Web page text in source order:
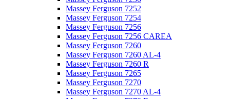
Massey Ferguson 7252
Massey Ferguson 7254
Massey Ferguson 7256
Massey Ferguson 7256 CAREA
Massey Ferguson 7260
Massey Ferguson 7260 AL-4
Massey Ferguson 7260 R
Massey Ferguson 7265
Massey Ferguson 7270
Massey Ferguson 7270 AL-4